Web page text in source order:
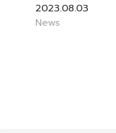
2023.08.03
News